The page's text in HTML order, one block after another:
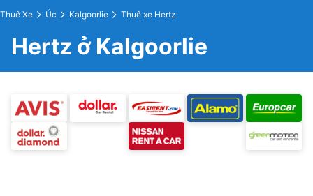
Thuê Xe Úc Kalgoorlie Thuê xe Hertz
Hertz ở Kalgoorlie